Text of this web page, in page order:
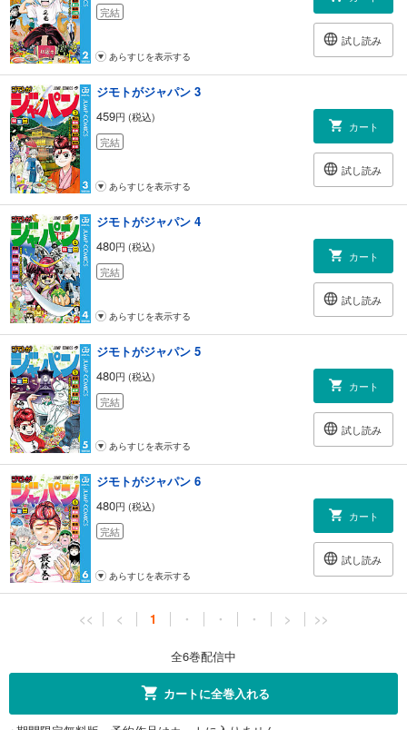
完結
試し読み
あらすじを表示する
ジモトがジャパン 3
459円 (税込)
完結
カート
試し読み
あらすじを表示する
ジモトがジャパン 4
480円 (税込)
完結
カート
試し読み
あらすじを表示する
ジモトがジャパン 5
480円 (税込)
完結
カート
試し読み
あらすじを表示する
ジモトがジャパン 6
480円 (税込)
完結
カート
試し読み
あらすじを表示する
<< < 1 ・ ・ ・ > >>
全6巻配信中
カートに全巻入れる